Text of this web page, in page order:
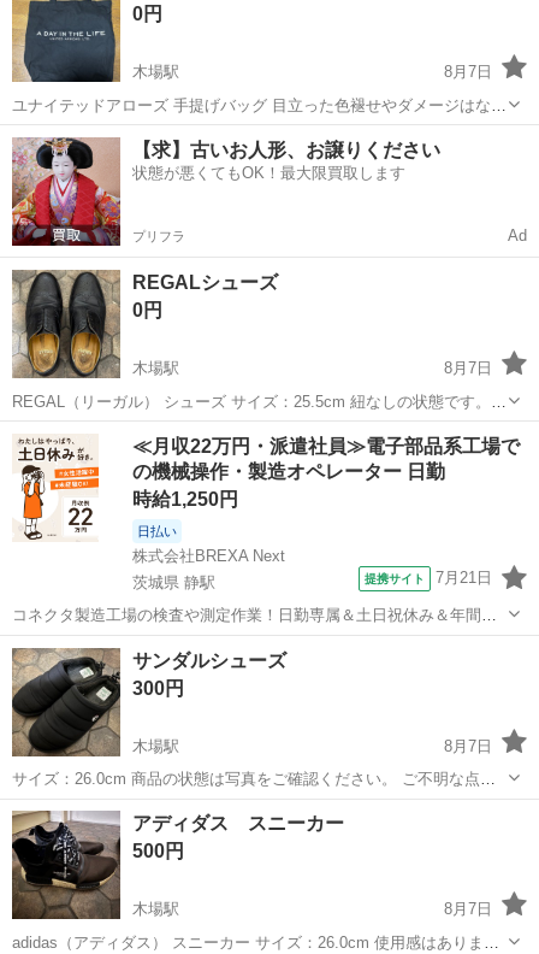
使用いただければ...
0円
木場駅
8月7日
ユナイテッドアローズ 手提げバッグ 目立った色褪せやダメージはな
く、全体的にきれいな状態です。 まだまだご使用いただけます。 他の
商品をご購入いただいた方で、ご希望の方には無料でお譲りいたしま
す。
東京 江東区 木場駅 バッグ
【求】古いお人形、お譲りください
状態が悪くてもOK！最大限買取します
プリフラ Ad
REGALシューズ
0円
木場駅
8月7日
REGAL（リーガル） シューズ サイズ：25.5cm 紐なしの状態です。
他の商品をご購入いただいた方に、無料でお譲りいたします。 ご希望
の方がいらっしゃいましたら、お気軽にお声がけください。
東京 江東区 木場駅 靴 シューズ
≪月収22万円・派遣社員≫電子部品系工場で
の機械操作・製造オペレーター 日勤
時給1,250円
日払い
株式会社BREXA Next
茨城県 静駅
提携サイト 7月21日
コネクタ製造工場の検査や測定作業！日勤専属＆土日祝休み＆年間休
日128日★クリーンルーム内作業★マイカー通勤OK＆無料駐車場あり
★就業先食堂利用可！日払い制度あり！《茨城県常陸大宮市》 人気の
工場のお仕事 ◇コネクタ製造工...
茨城 常陸大宮市 その他
サンダルシューズ
300円
木場駅
8月7日
サイズ：26.0cm 商品の状態は写真をご確認ください。 ご不明な点が
ございましたら、お気軽にお問い合わせください。
東京 江東区 木場駅
アディダス スニーカー
500円
木場駅
8月7日
adidas（アディダス） スニーカー サイズ：26.0cm 使用感はあります